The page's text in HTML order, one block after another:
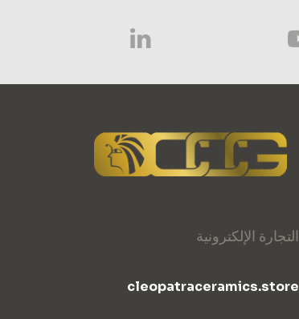
التجارة الإلكترونية
cleopatraceramics.store